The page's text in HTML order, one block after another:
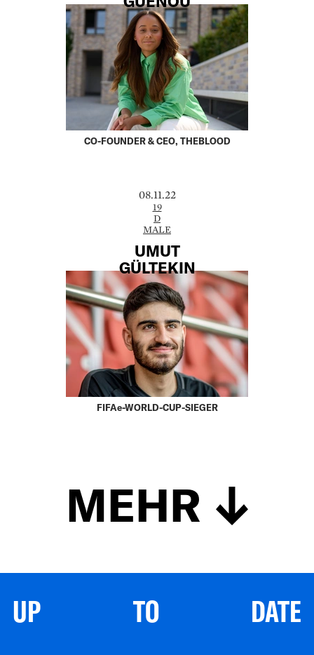
CO-FOUNDER & CEO, THEBLOOD
08.11.22
19
D
MALE
UMUT
GÜLTEKIN
FIFAe-WORLD-CUP-SIEGER
MEHR
UP TO DATE